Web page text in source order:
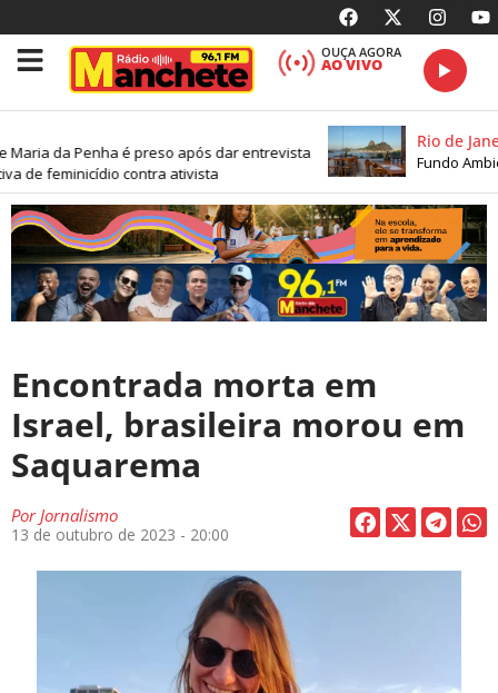
OUÇA AGORA
AO VIVO
da Penha é preso após dar entrevista
de feminicídio contra ativista
Rio de
Fundo
Encontrada morta em
Israel, brasileira morou em
Saquarema
PorJornalismo
13 de outubro de 2023 - 20:00